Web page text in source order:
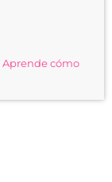
Aprende cómo